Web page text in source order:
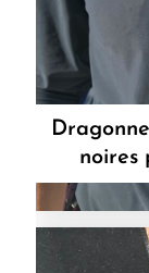
noires